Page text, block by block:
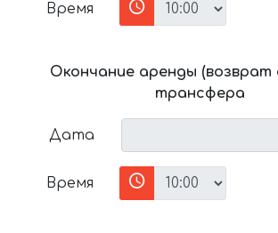
Время
Окончание аренды (возврат
трансфера
Дата
Время